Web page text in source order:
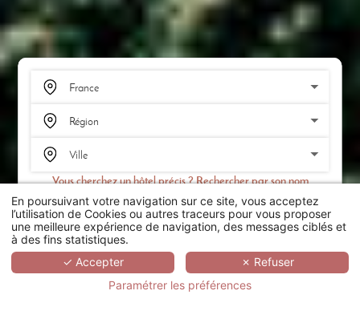
SCROLL
Vous cherchez un hôtel précis ? Rechercher par son nom
RECHERCHER
En poursuivant votre navigation sur ce site, vous acceptez
l’utilisation de Cookies ou autres traceurs pour vous proposer
une meilleure expérience de navigation, des messages ciblés et
à des fins statistiques.
✓ Accepter
✗ Refuser
Paramétrer les préférences